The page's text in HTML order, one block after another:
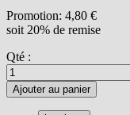
Promotion: 4,80 €
soit 20% de remise
Qté :
Ajouter au panier